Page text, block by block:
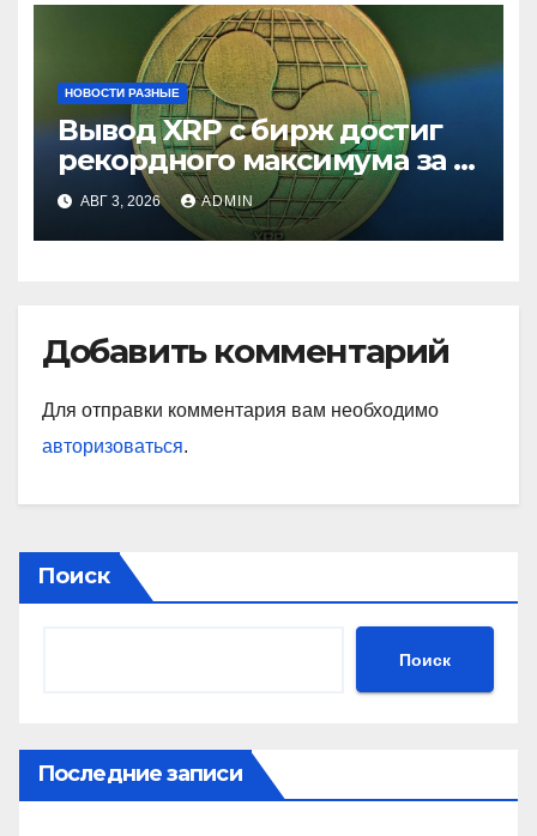
НОВОСТИ РАЗНЫЕ
Вывод XRP с бирж достиг
рекордного максимума за 5
летАВГ 3, 2026 ADMIN
Добавить комментарий
Для отправки комментария вам необходимо
авторизоваться.
Поиск
Поиск
Последние записи